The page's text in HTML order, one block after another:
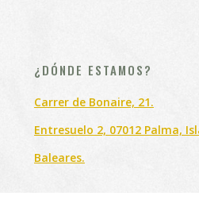
¿DÓNDE ESTAMOS?
Carrer de Bonaire, 21.
Entresuelo 2, 07012 Palma,
Baleares.